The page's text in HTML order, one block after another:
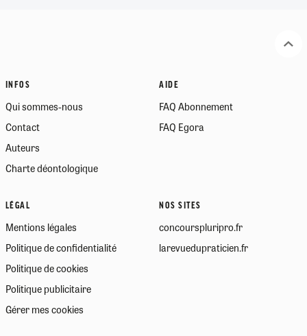
INFOS
Qui sommes-nous
Contact
Auteurs
Charte déontologique
AIDE
FAQ Abonnement
FAQ Egora
LÉGAL
Mentions légales
Politique de confidentialité
Politique de cookies
Politique publicitaire
Gérer mes cookies
NOS SITES
concourspluripro.fr
larevuedupraticien.fr